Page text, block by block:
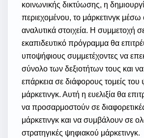
κοινωνικής δικτύωσης, η
περιεχομένου, το μάρκετινγκ μέσω
αναλυτικά στοιχεία. Η συμμετοχή
εκαπιδευτικό πρόγραμμα θα
υποψήφιους συμμετέχοντες να
σύνολο των δεξιοτήτων τους και
επάρκεια σε διάφορους τομείς του
μάρκετινγκ. Αυτή η ευελιξία θα
να προσαρμοστούν σε
μάρκετινγκ και να συμβάλουν σε
στρατηγικές ψηφιακού μάρκετινγκ.